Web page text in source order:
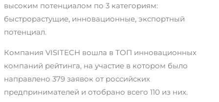
высоким потенциалом по 3 категориям:
быстрорастущие, инновационные, экспортный
потенциал.
Компания VISITECH вошла в ТОП инновационных
компаний рейтинга, на участие в котором было
направлено 379 заявок от российских
предпринимателей и отобрано всего 110 из них.